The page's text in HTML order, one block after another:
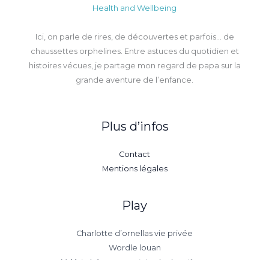
Health and Wellbeing
Ici, on parle de rires, de découvertes et parfois… de
chaussettes orphelines. Entre astuces du quotidien et
histoires vécues, je partage mon regard de papa sur la
grande aventure de l’enfance.
Plus d’infos
Contact
Mentions légales
Play
Charlotte d’ornellas vie privée
Wordle louan